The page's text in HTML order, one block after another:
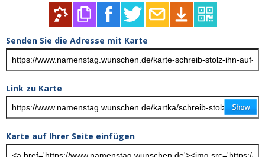
Senden Sie die Adresse mit Karte
Link zu Karte
Karte auf Ihrer Seite einfügen